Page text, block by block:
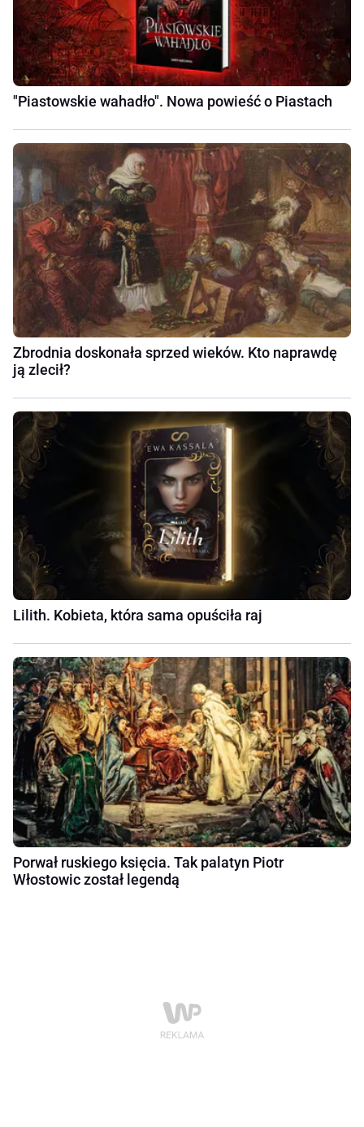
"Piastowskie wahadło". Nowa powieść o Piastach
Zbrodnia doskonała sprzed wieków. Kto naprawdę
ją zlecił?
Lilith. Kobieta, która sama opuściła raj
Porwał ruskiego księcia. Tak palatyn Piotr
Włostowic został legendą